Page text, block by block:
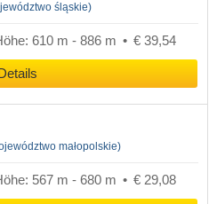
śląskie)
610 m - 886 m € 39,54
Details
małopolskie)
567 m - 680 m € 29,08